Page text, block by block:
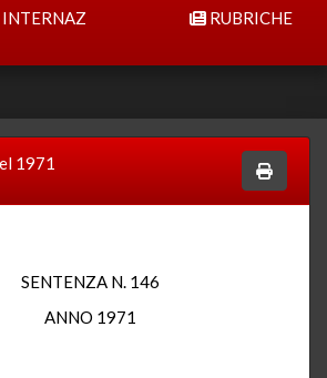
RUBRICHE
1971
SENTENZA N. 146
ANNO 1971